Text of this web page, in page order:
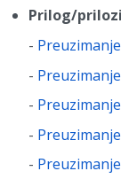
Prilog/
- Preuzimanje
- Preuzimanje
- Preuzimanje
- Preuzimanje
- Preuzimanje